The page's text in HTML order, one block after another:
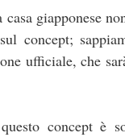
giapponese
concept;
ufficiale, che
concept è